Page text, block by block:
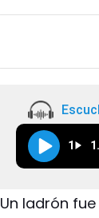
1
Un ladrón